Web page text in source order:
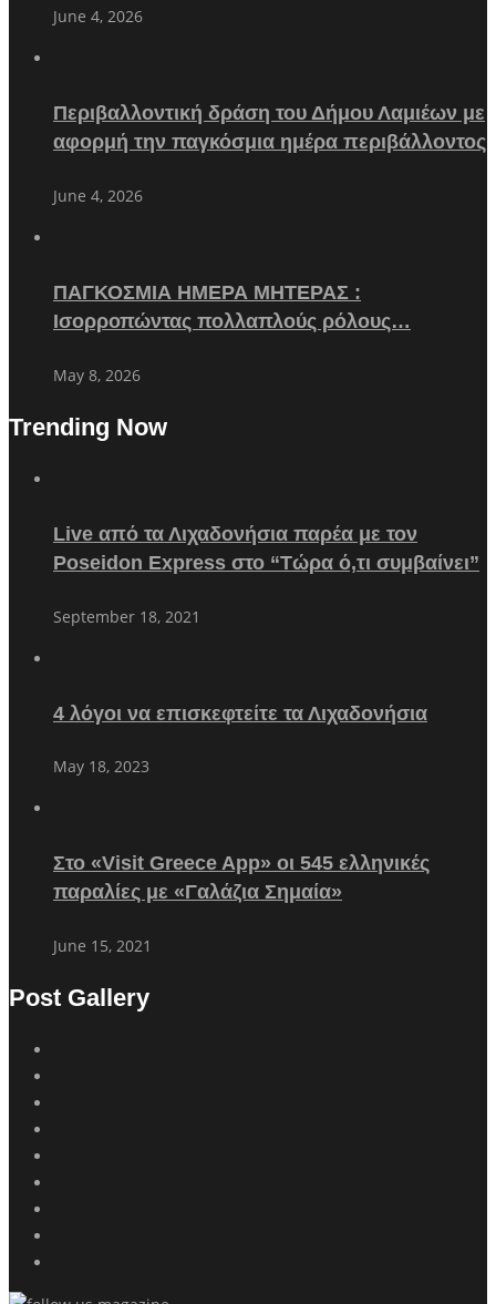
June 4, 2026
Περιβαλλοντική δράση του Δήμου Λαμιέων με
αφορμή την παγκόσμια ημέρα περιβάλλοντος
June 4, 2026
ΠΑΓΚΟΣΜΙΑ ΗΜΕΡΑ ΜΗΤΕΡΑΣ :
Ισορροπώντας πολλαπλούς ρόλους…
May 8, 2026
Trending Now
Live από τα Λιχαδονήσια παρέα με τον
Poseidon Express στο “Τώρα ό,τι συμβαίνει”
September 18, 2021
4 λόγοι να επισκεφτείτε τα Λιχαδονήσια
May 18, 2023
Στο «Visit Greece App» οι 545 ελληνικές
παραλίες με «Γαλάζια Σημαία»
June 15, 2021
Post Gallery